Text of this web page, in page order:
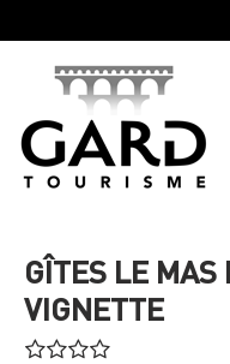
GÎTES LE
VIGNETTE